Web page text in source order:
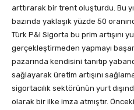
arttırarak bir trent oluşturdu. Bu
bazında yaklaşık yüzde 50
Türk P&I Sigorta bu prim artışını
gerçekleştirmeden yapmayı
pazarında kendisini tanıtıp
sağlayarak üretim artışını
sigortacılık sektörünün yurt
olarak bir ilke imza atmıştır.